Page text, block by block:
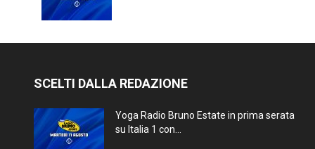
SCELTI DALLA REDAZIONE
Yoga Radio Bruno Estate in prima serata
su Italia 1 con...